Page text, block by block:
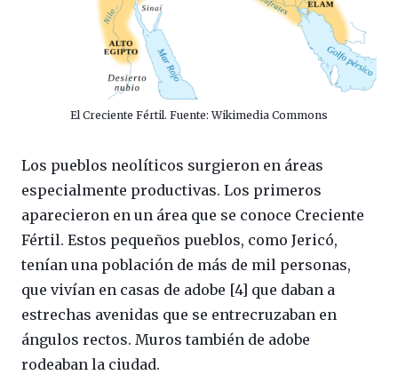
El Creciente Fértil. Fuente: Wikimedia Commons
Los pueblos neolíticos surgieron en áreas
especialmente productivas. Los primeros
aparecieron en un área que se conoce Creciente
Fértil. Estos pequeños pueblos, como Jericó,
tenían una población de más de mil personas,
que vivían en casas de adobe [4] que daban a
estrechas avenidas que se entrecruzaban en
ángulos rectos. Muros también de adobe
rodeaban la ciudad.